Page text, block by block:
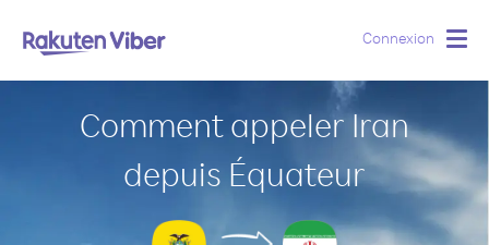
Connexion
Comment appeler Iran
depuis Équateur